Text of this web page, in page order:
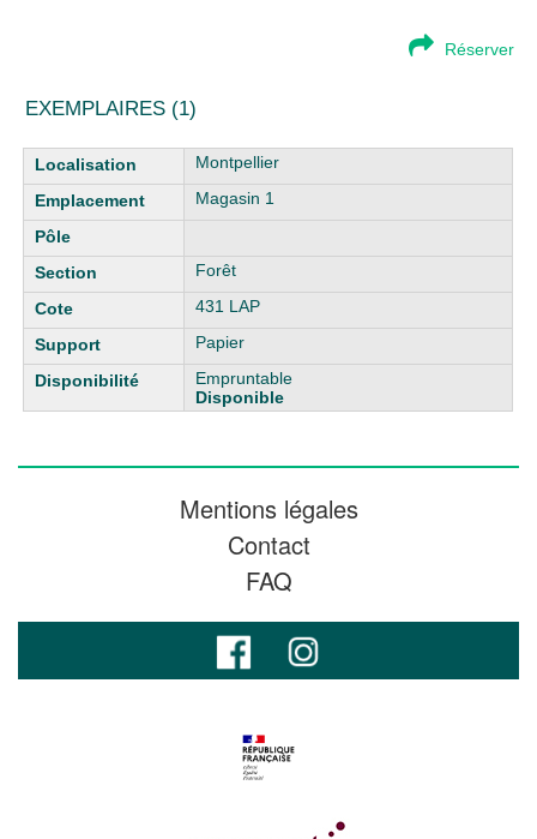
Réserver
EXEMPLAIRES (1)
Liste des exemplaires
Montpellier
Magasin 1
Forêt
431 LAP
Papier
Empruntable
Disponible
Mentions légales
Contact
FAQ